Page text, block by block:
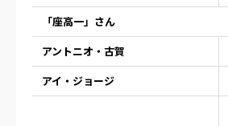
「座高一」さん
アントニオ・古賀
アイ・ジョージ